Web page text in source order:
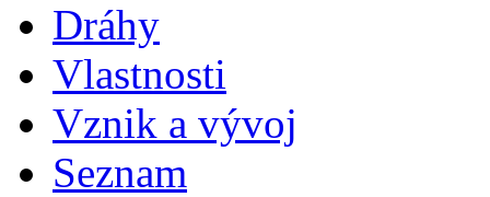
Dráhy
Vlastnosti
Vznik a vývoj
Seznam